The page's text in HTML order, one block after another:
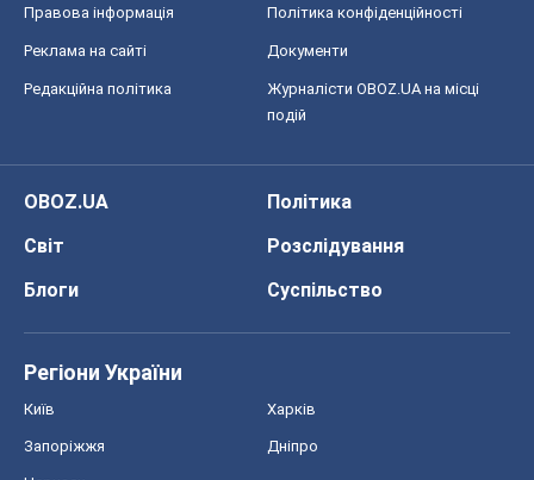
Правова інформація Політика конфіденційності
Реклама на сайті Документи
Редакційна політика
Журналісти OBOZ.UA на місці
подій
OBOZ.UA
Політика
Світ
Розслідування
Блоги
Суспільство
Регіони України
Київ Харків
Запоріжжя Дніпро